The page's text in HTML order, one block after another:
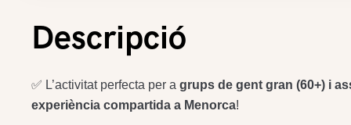
Descripció
✅ L’activitat perfecta per a grups de gent gran (60+) i
experiència compartida a Menorca!